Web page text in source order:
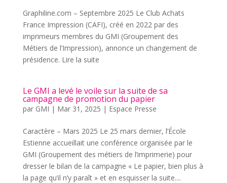
Graphiline.com – Septembre 2025 Le Club Achats
France Impression (CAFI), créé en 2022 par des
imprimeurs membres du GMI (Groupement des
Métiers de l’Impression), annonce un changement de
présidence. Lire la suite
Le GMI a levé le voile sur la suite de sa
campagne de promotion du papier
par GMI | Mar 31, 2025 | Espace Presse
Caractère – Mars 2025 Le 25 mars dernier, l’École
Estienne accueillait une conférence organisée par le
GMI (Groupement des métiers de l’imprimerie) pour
dresser le bilan de la campagne « Le papier, bien plus à
la page qu’il n’y paraît » et en esquisser la suite....